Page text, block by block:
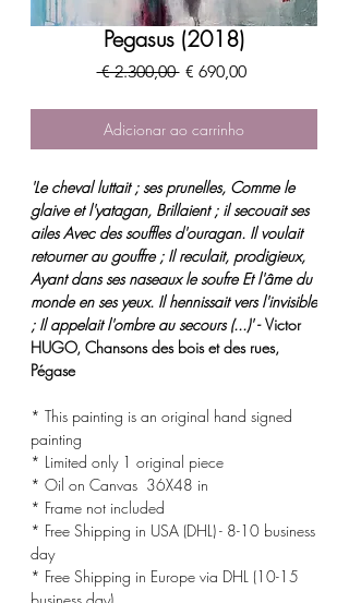
Pegasus (2018)
€ 2.300,00 Preço
€ 690,00Preço
Adicionar ao carrinho
'Le cheval luttait ; ses prunelles, Comme le
glaive et l'yatagan, Brillaient ; il secouait ses
ailes Avec des souffles d'ouragan. Il voulait
retourner au gouffre ; Il reculait, prodigieux,
Ayant dans ses naseaux le soufre Et l'âme du
monde en ses yeux. Il hennissait vers l'invisible
; Il appelait l'ombre au secours (...)' -Victor
HUGO, Chansons des bois et des rues,
Pégase
* This painting is an original hand signed
painting
* Limited only 1 original piece
* Oil on Canvas 36X48 in
* Frame not included
* Free Shipping in USA (DHL) - 8-10 business
day
* Free Shipping in Europe via DHL (10-15